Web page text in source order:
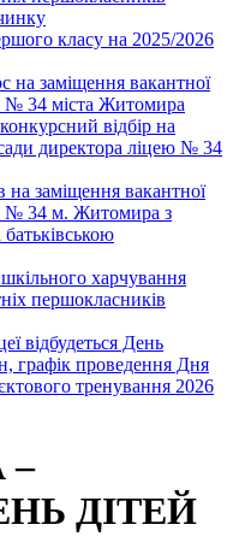
класу на 2025/2026
заміщення вакантної
№ 34 міста Житомира
відбір на
директора ліцею № 34
на заміщення вакантної
№ 34 м. Житомира з
харчування
першокласників
відбудеться День
графік проведення Дня
тренування 2026
–
ДІТЕЙ